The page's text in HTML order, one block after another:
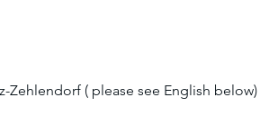
( please see English below)